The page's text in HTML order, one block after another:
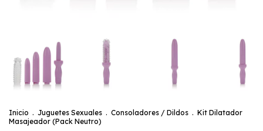
Inicio . Juguetes Sexuales . Consoladores / Dildos . Kit Dilatador
Masajeador (Pack Neutro)